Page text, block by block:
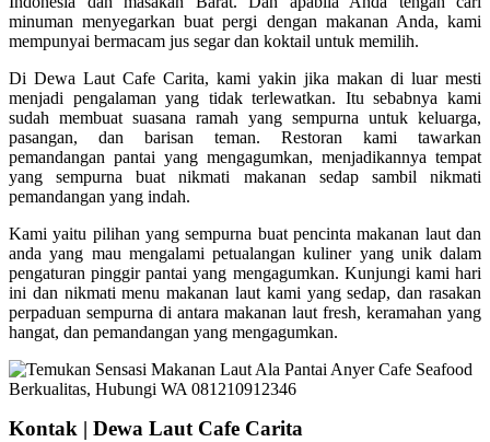
minuman menyegarkan buat pergi dengan makanan Anda, kami
mempunyai bermacam jus segar dan koktail untuk memilih.
Di Dewa Laut Cafe Carita, kami yakin jika makan di luar mesti
menjadi pengalaman yang tidak terlewatkan. Itu sebabnya kami
sudah membuat suasana ramah yang sempurna untuk keluarga,
pasangan, dan barisan teman. Restoran kami tawarkan
pemandangan pantai yang mengagumkan, menjadikannya tempat
yang sempurna buat nikmati makanan sedap sambil nikmati
pemandangan yang indah.
Kami yaitu pilihan yang sempurna buat pencinta makanan laut dan
anda yang mau mengalami petualangan kuliner yang unik dalam
pengaturan pinggir pantai yang mengagumkan. Kunjungi kami hari
ini dan nikmati menu makanan laut kami yang sedap, dan rasakan
perpaduan sempurna di antara makanan laut fresh, keramahan yang
hangat, dan pemandangan yang mengagumkan.
Kontak | Dewa Laut Cafe Carita